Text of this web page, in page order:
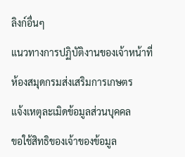
ลิงก์อื่นๆ
แนวทางการปฏิบัติงานของเจ้าหน้าที่
ห้องสมุดกรมส่งเสริมการเกษตร
แจ้งเหตุละเมิดข้อมูลส่วนบุคคล
ขอใช้สิทธิของเจ้าของข้อมูล